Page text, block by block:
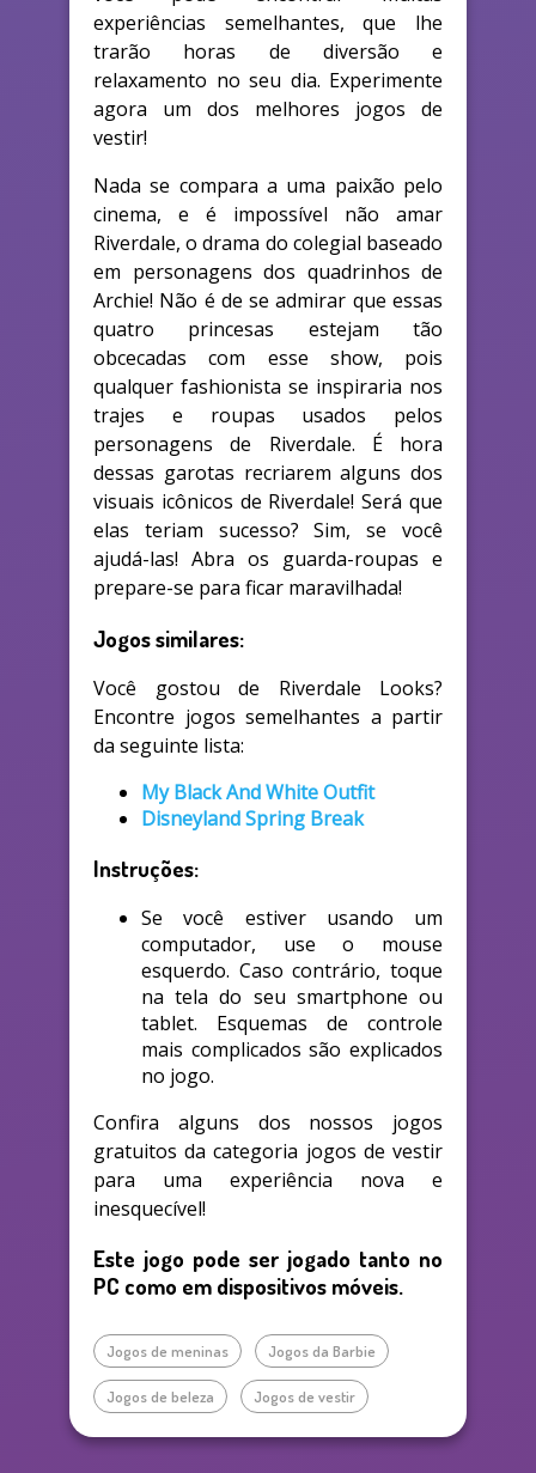
experiências semelhantes, que lhe
trarão horas de diversão e
relaxamento no seu dia. Experimente
agora um dos melhores jogos de
vestir!
Nada se compara a uma paixão pelo
cinema, e é impossível não amar
Riverdale, o drama do colegial baseado
em personagens dos quadrinhos de
Archie! Não é de se admirar que essas
quatro princesas estejam tão
obcecadas com esse show, pois
qualquer fashionista se inspiraria nos
trajes e roupas usados pelos
personagens de Riverdale. É hora
dessas garotas recriarem alguns dos
visuais icônicos de Riverdale! Será que
elas teriam sucesso? Sim, se você
ajudá-las! Abra os guarda-roupas e
prepare-se para ficar maravilhada!
Jogos similares:
Você gostou de Riverdale Looks?
Encontre jogos semelhantes a partir
da seguinte lista:
My Black And White Outfit
Disneyland Spring Break
Instruções:
Se você estiver usando um
computador, use o mouse
esquerdo. Caso contrário, toque
na tela do seu smartphone ou
tablet. Esquemas de controle
mais complicados são explicados
no jogo.
Confira alguns dos nossos jogos
gratuitos da categoria jogos de vestir
para uma experiência nova e
inesquecível!
Este jogo pode ser jogado tanto no
PC como em dispositivos móveis.
Jogos de meninas Jogos da Barbie
Jogos de beleza Jogos de vestir